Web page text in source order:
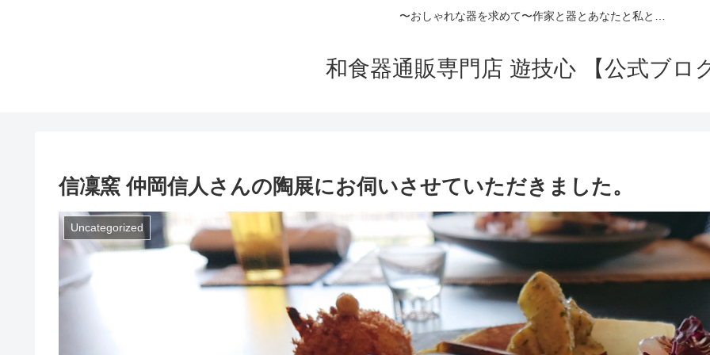
〜おしゃれな器を求めて〜作家と器とあなたと私と…
和食器通販専門店 遊技心 【公式ブロ
信凜窯 仲岡信人さんの陶展にお伺いさせていただきました。
Uncategorized